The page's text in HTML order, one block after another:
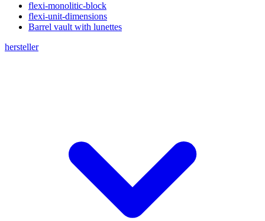
flexi-monolitic-block
flexi-unit-dimensions
Barrel vault with lunettes
hersteller